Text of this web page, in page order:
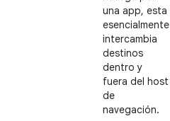
una app, esta
esencialmente
intercambia
destinos
dentro y
fuera del host
de
navegación.